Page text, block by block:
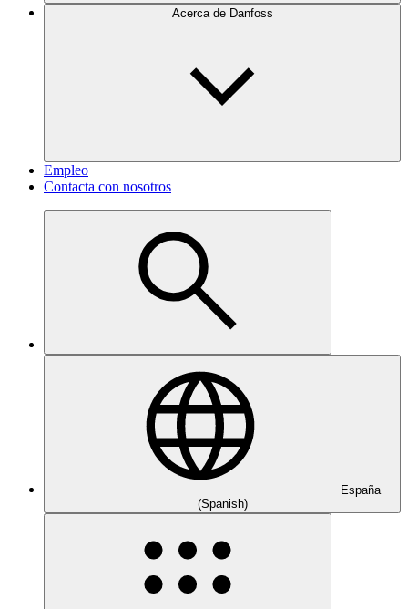
Acerca de Danfoss
Empleo
Contacta con nosotros
España
(Spanish)